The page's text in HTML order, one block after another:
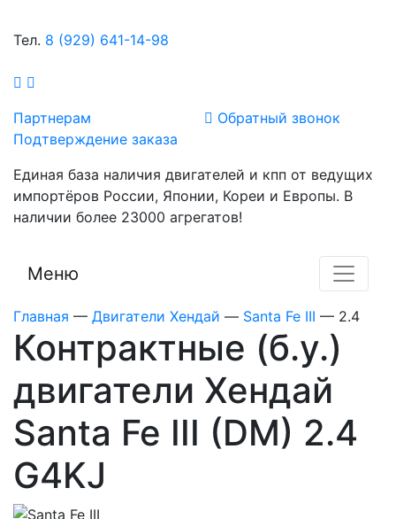
Тел. 8 (929) 641-14-98
Партнерам
Подтверждение заказа
Обратный звонок
Единая база наличия двигателей и кпп от ведущих
импортёров России, Японии, Кореи и Европы. В
наличии более 23000 агрегатов!
Меню
Главная — Двигатели Хендай — Santa Fe III — 2.4
Контрактные (б.у.)
двигатели Хендай
Santa Fe III (DM) 2.4
G4KJ